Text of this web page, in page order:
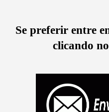
Se preferir entre
clicando